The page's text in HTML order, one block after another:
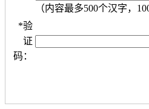
（内容最多500个汉字，
*验
证
码：